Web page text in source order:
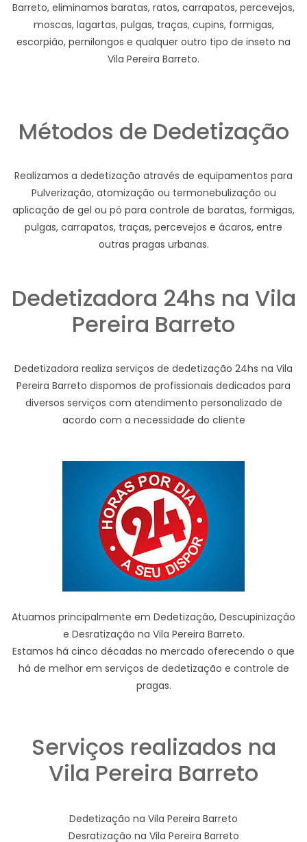
Barreto, eliminamos baratas, ratos, carrapatos, percevejos,
moscas, lagartas, pulgas, traças, cupins, formigas,
escorpião, pernilongos e qualquer outro tipo de inseto na
Vila Pereira Barreto.
Métodos de Dedetização
Realizamos a dedetização através de equipamentos para
Pulverização, atomização ou termonebulização ou
aplicação de gel ou pó para controle de baratas, formigas,
pulgas, carrapatos, traças, percevejos e ácaros, entre
outras pragas urbanas.
Dedetizadora 24hs na Vila
Pereira Barreto
Dedetizadora realiza serviços de dedetização 24hs na Vila
Pereira Barreto dispomos de profissionais dedicados para
diversos serviços com atendimento personalizado de
acordo com a necessidade do cliente
Atuamos principalmente em Dedetização, Descupinização
e Desratização na Vila Pereira Barreto.
Estamos há cinco décadas no mercado oferecendo o que
há de melhor em serviços de dedetização e controle de
pragas.
Serviços realizados na
Vila Pereira Barreto
Dedetização na Vila Pereira Barreto
Desratização na Vila Pereira Barreto